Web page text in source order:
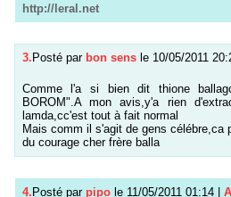
http://leral.net
3. Posté par bon sens le 10/05/2011
Comme l'a si bien dit thione
BOROM".A mon avis,y'a rien
lamda,cc'est tout à fait normal
Mais comm il s'agit de gens célébre,ca
du courage cher frère balla
4. Posté par pipo le 11/05/2011 01:14